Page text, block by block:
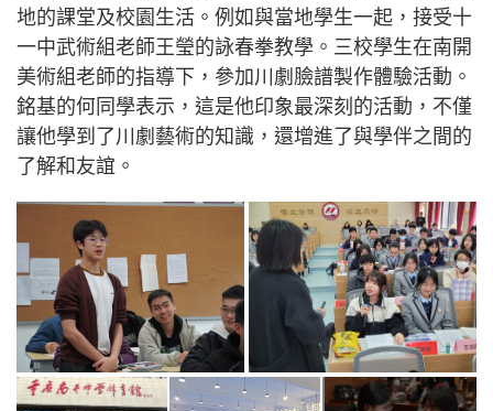
地的課堂及校園生活。例如與當地學生一起，接受十
一中武術組老師王瑩的詠春拳教學。三校學生在南開
美術組老師的指導下，參加川劇臉譜製作體驗活動。
銘基的何同學表示，這是他印象最深刻的活動，不僅
讓他學到了川劇藝術的知識，還增進了與學伴之間的
了解和友誼。